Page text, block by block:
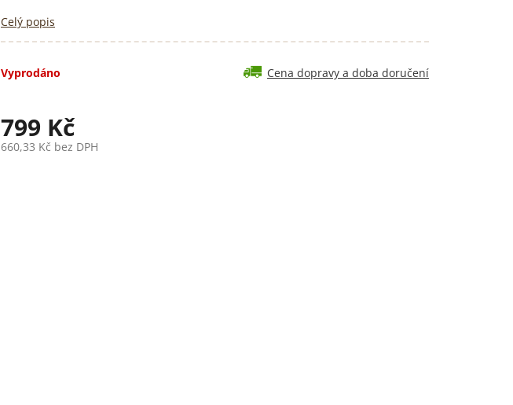
Celý popis
Vyprodáno Cena dopravy a doba doručení
799 Kč
660,33 Kč bez DPH